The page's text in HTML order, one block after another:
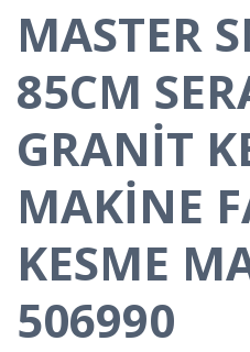
MASTER
85CM
GRANİT
MAKİNE
KESME
506990